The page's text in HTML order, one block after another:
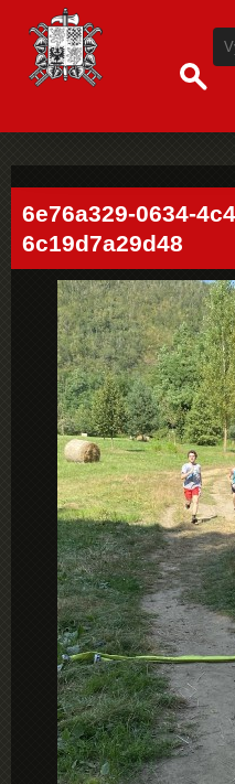
6e76a329-0634-
6c19d7a29d48